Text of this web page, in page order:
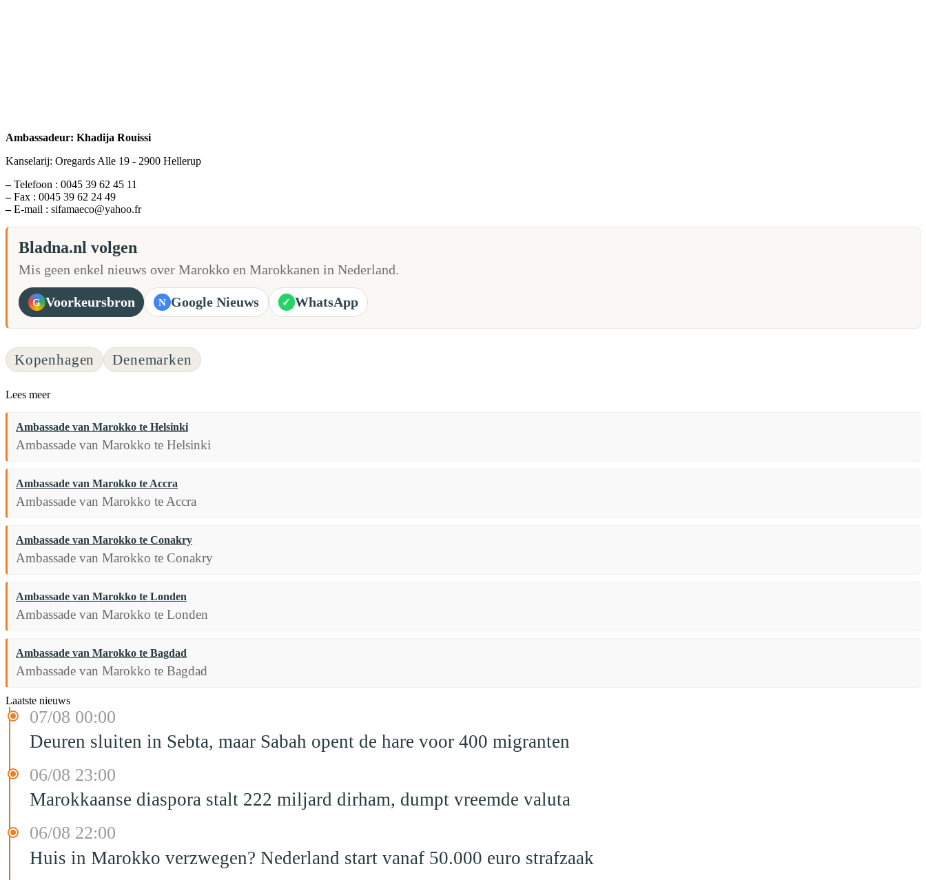
Ambassadeur: Khadija Rouissi
Kanselarij: Oregards Alle 19 - 2900 Hellerup
–Telefoon : 0045 39 62 45 11
–Fax : 0045 39 62 24 49
–E-mail : sifamaeco@yahoo.fr
Bladna.nl volgen
Mis geen enkel nieuws over Marokko en Marokkanen in Nederland.
G Voorkeursbron N Google Nieuws ✓ WhatsApp
Kopenhagen Denemarken
Lees meer
Ambassade van Marokko te Helsinki
Ambassade van Marokko te Helsinki
Ambassade van Marokko te Accra
Ambassade van Marokko te Accra
Ambassade van Marokko te Conakry
Ambassade van Marokko te Conakry
Ambassade van Marokko te Londen
Ambassade van Marokko te Londen
Ambassade van Marokko te Bagdad
Ambassade van Marokko te Bagdad
Laatste nieuws
07/08 00:00
Deuren sluiten in Sebta, maar Sabah opent de hare voor 400 migranten
06/08 23:00
Marokkaanse diaspora stalt 222 miljard dirham, dumpt vreemde valuta
06/08 22:00
Huis in Marokko verzwegen? Nederland start vanaf 50.000 euro strafzaak